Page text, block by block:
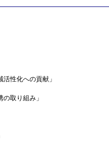
性化への貢献」
取り組み」